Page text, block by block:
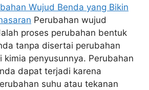
Wujud Benda yang Bikin
Perubahan wujud
proses perubahan bentuk
tanpa disertai perubahan
kimia penyusunnya. Perubahan
dapat terjadi karena
suhu atau tekanan